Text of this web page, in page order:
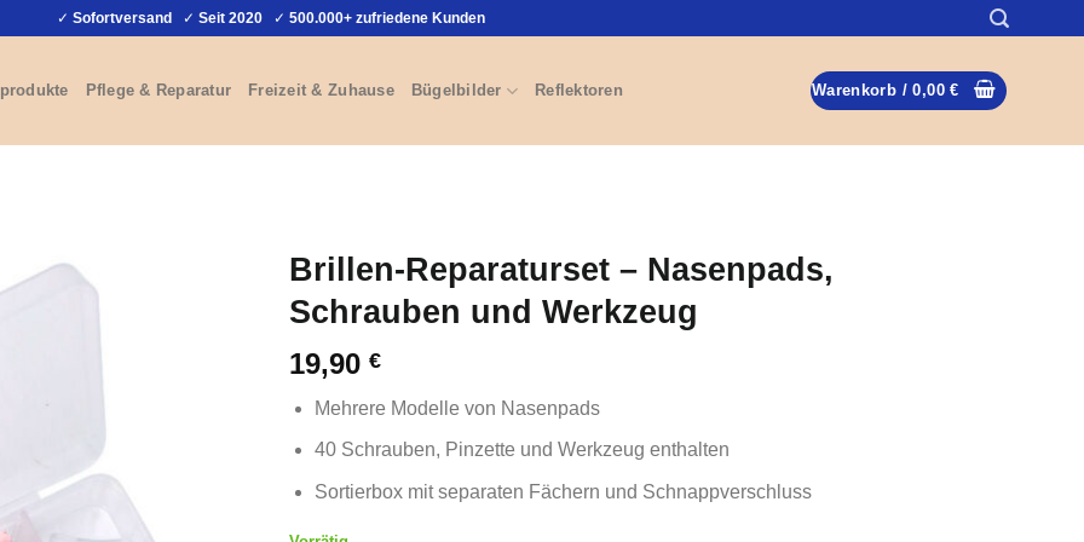
✓ Sofortversand ✓ Seit 2020 ✓ 500.000+ zufriedene Kunden
Pflege & Reparatur Freizeit & Zuhause Bügelbilder Reflektoren Warenkorb /0,00€
Brillen-Reparaturset – Nasenpads,
Schrauben und Werkzeug
19,90 €
Mehrere Modelle von Nasenpads
40 Schrauben, Pinzette und Werkzeug enthalten
Sortierbox mit separaten Fächern und Schnappverschluss